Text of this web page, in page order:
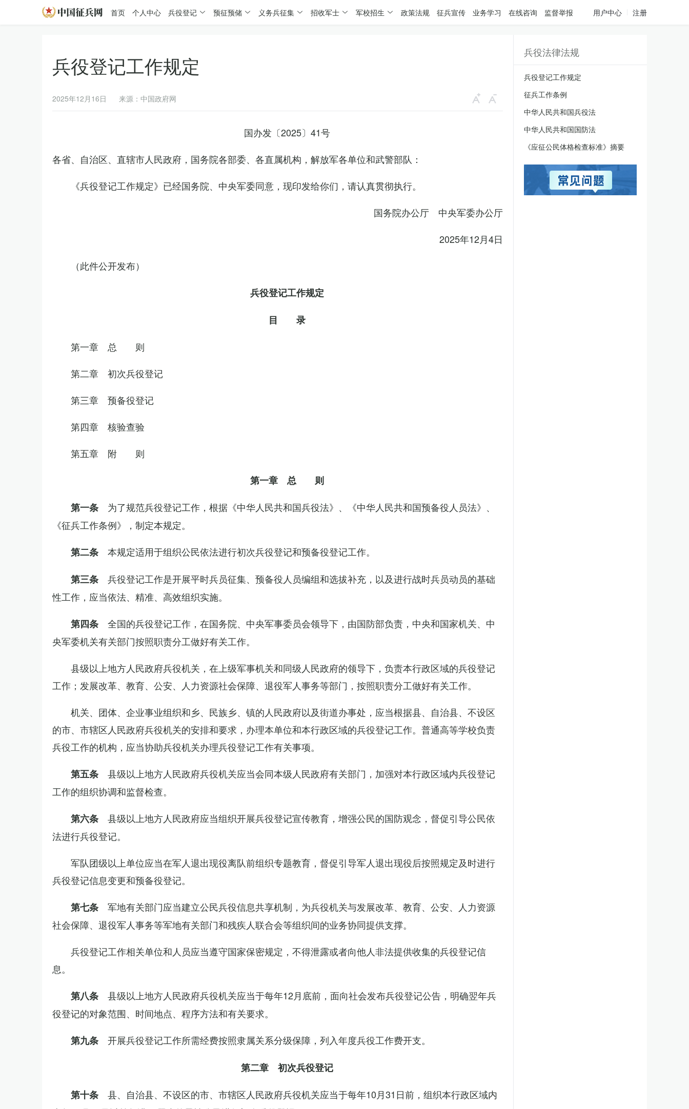
首页 个人中心 兵役登记 预征预储 义务兵征集 招收军士 军校招生 政策法规 征兵宣传 业务学习 在线咨询 监督举报 用户中心 注册
兵役登记工作规定
2025年12月16日 来源：中国政府网
国办发〔2025〕41号
各省、自治区、直辖市人民政府，国务院各部委、各直属机构，解放军各单位和武警部队：
《兵役登记工作规定》已经国务院、中央军委同意，现印发给你们，请认真贯彻执行。
国务院办公厅 中央军委办公厅
2025年12月4日
（此件公开发布）
兵役登记工作规定
目 录
第一章 总 则
第二章 初次兵役登记
第三章 预备役登记
第四章 核验查验
第五章 附 则
第一章 总 则
第一条 为了规范兵役登记工作，根据《中华人民共和国兵役法》、《中华人民共和国预备役人员法》、
《征兵工作条例》，制定本规定。
第二条 本规定适用于组织公民依法进行初次兵役登记和预备役登记工作。
第三条 兵役登记工作是开展平时兵员征集、预备役人员编组和选拔补充，以及进行战时兵员动员的基础
性工作，应当依法、精准、高效组织实施。
第四条 全国的兵役登记工作，在国务院、中央军事委员会领导下，由国防部负责，中央和国家机关、中
央军委机关有关部门按照职责分工做好有关工作。
县级以上地方人民政府兵役机关，在上级军事机关和同级人民政府的领导下，负责本行政区域的兵役登记
工作；发展改革、教育、公安、人力资源社会保障、退役军人事务等部门，按照职责分工做好有关工作。
机关、团体、企业事业组织和乡、民族乡、镇的人民政府以及街道办事处，应当根据县、自治县、不设区
的市、市辖区人民政府兵役机关的安排和要求，办理本单位和本行政区域的兵役登记工作。普通高等学校负责
兵役工作的机构，应当协助兵役机关办理兵役登记工作有关事项。
第五条 县级以上地方人民政府兵役机关应当会同本级人民政府有关部门，加强对本行政区域内兵役登记
工作的组织协调和监督检查。
第六条 县级以上地方人民政府应当组织开展兵役登记宣传教育，增强公民的国防观念，督促引导公民依
法进行兵役登记。
军队团级以上单位应当在军人退出现役离队前组织专题教育，督促引导军人退出现役后按照规定及时进行
兵役登记信息变更和预备役登记。
第七条 军地有关部门应当建立公民兵役信息共享机制，为兵役机关与发展改革、教育、公安、人力资源
社会保障、退役军人事务等军地有关部门和残疾人联合会等组织间的业务协同提供支撑。
兵役登记工作相关单位和人员应当遵守国家保密规定，不得泄露或者向他人非法提供收集的兵役登记信
息。
第八条 县级以上地方人民政府兵役机关应当于每年12月底前，面向社会发布兵役登记公告，明确翌年兵
役登记的对象范围、时间地点、程序方法和有关要求。
第九条 开展兵役登记工作所需经费按照隶属关系分级保障，列入年度兵役工作费开支。
第二章 初次兵役登记
第十条 县、自治县、不设区的市、市辖区人民政府兵役机关应当于每年10月31日前，组织本行政区域内
兵役法律法规
兵役登记工作规定
征兵工作条例
中华人民共和国兵役法
中华人民共和国国防法
《应征公民体格检查标准》摘要